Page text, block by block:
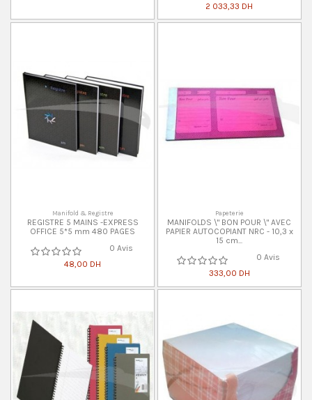
2 033,33 DH
Manifold & Registre
REGISTRE 5 MAINS -EXPRESS
OFFICE 5*5 mm 480 PAGES
0 Avis
48,00 DH
Papeterie
MANIFOLDS \" BON POUR \" AVEC
PAPIER AUTOCOPIANT NRC - 10,3 x
15 cm...
0 Avis
333,00 DH